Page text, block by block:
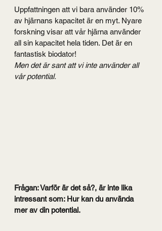
Uppfattningen att vi bara använder 10%
av hjärnans kapacitet är en myt. Nyare
forskning visar att vår hjärna använder
all sin kapacitet hela tiden. Det är en
fantastisk biodator!
Men det är sant att vi inte använder all
vår potential.
Frågan: Varför är det så?, är inte lika
intressant som: Hur kan du använda
mer av din potential.